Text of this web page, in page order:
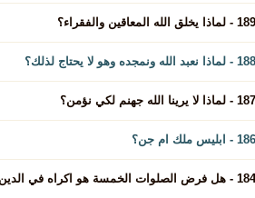
189 - لماذا يخلق الله المعاقين والفقراء؟
188 - لماذا نعبد الله ونمجده وهو لا يحتاج لذلك؟
187 - لماذا لا يرينا الله جهنم لكي نؤمن؟
186 - ابليس ملك ام جن؟
184 - هل فرض الصلوات الخمسة هو اكراه في الدين